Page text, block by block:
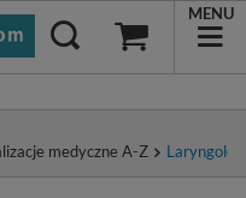
MENU
medyczne A-Z